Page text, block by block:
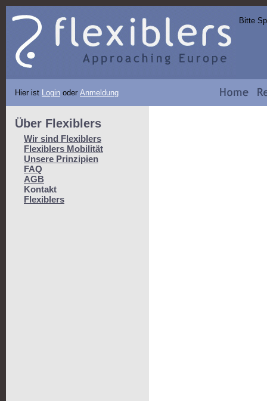
Bitte
Hier ist Login oder Anmeldung
Über Flexiblers
Wir sind Flexiblers
Flexiblers Mobilität
Unsere Prinzipien
FAQ
AGB
Kontakt
Flexiblers